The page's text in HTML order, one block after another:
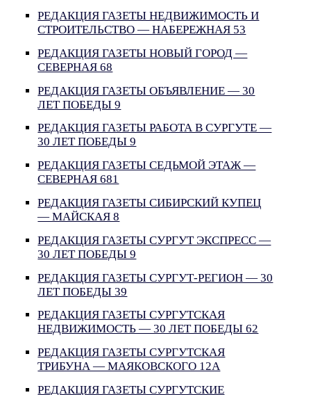
РЕДАКЦИЯ ГАЗЕТЫ НЕДВИЖИМОСТЬ И
СТРОИТЕЛЬСТВО — НАБЕРЕЖНАЯ 53
РЕДАКЦИЯ ГАЗЕТЫ НОВЫЙ ГОРОД —
СЕВЕРНАЯ 68
РЕДАКЦИЯ ГАЗЕТЫ ОБЪЯВЛЕНИЕ — 30
ЛЕТ ПОБЕДЫ 9
РЕДАКЦИЯ ГАЗЕТЫ РАБОТА В СУРГУТЕ —
30 ЛЕТ ПОБЕДЫ 9
РЕДАКЦИЯ ГАЗЕТЫ СЕДЬМОЙ ЭТАЖ —
СЕВЕРНАЯ 681
РЕДАКЦИЯ ГАЗЕТЫ СИБИРСКИЙ КУПЕЦ
— МАЙСКАЯ 8
РЕДАКЦИЯ ГАЗЕТЫ СУРГУТ ЭКСПРЕСС —
30 ЛЕТ ПОБЕДЫ 9
РЕДАКЦИЯ ГАЗЕТЫ СУРГУТ-РЕГИОН — 30
ЛЕТ ПОБЕДЫ 39
РЕДАКЦИЯ ГАЗЕТЫ СУРГУТСКАЯ
НЕДВИЖИМОСТЬ — 30 ЛЕТ ПОБЕДЫ 62
РЕДАКЦИЯ ГАЗЕТЫ СУРГУТСКАЯ
ТРИБУНА — МАЯКОВСКОГО 12А
РЕДАКЦИЯ ГАЗЕТЫ СУРГУТСКИЕ